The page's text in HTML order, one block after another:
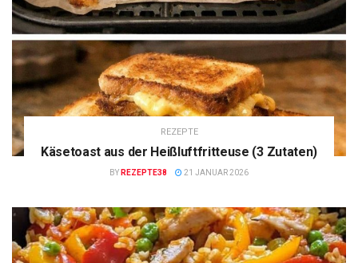
REZEPTE
Käsetoast aus der Heißluftfritteuse (3 Zutaten)
BY REZEPTE38 21 JANUAR 2026